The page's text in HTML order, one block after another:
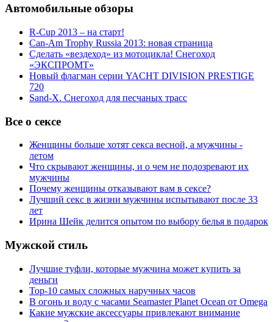
Автомобильные обзоры
R-Cup 2013 – на старт!
Can-Am Trophy Russia 2013: новая страница
Сделать «вездеход» из мотоцикла! Снегоход
«ЭКСПРОМТ»
Новый флагман серии YACHT DIVISION PRESTIGE
720
Sand-X. Снегоход для песчаных трасс
Все о сексе
Женщины больше хотят секса весной, а мужчины -
летом
Что скрывают женщины, и о чем не подозревают их
мужчины
Почему женщины отказывают вам в сексе?
Лучший секс в жизни мужчины испытывают после 33
лет
Ирина Шейк делится опытом по выбору белья в подарок
Мужской стиль
Лучшие туфли, которые мужчина может купить за
деньги
Top-10 самых сложных наручных часов
В огонь и воду с часами Seamaster Planet Ocean от Omega
Какие мужские аксессуары привлекают внимание